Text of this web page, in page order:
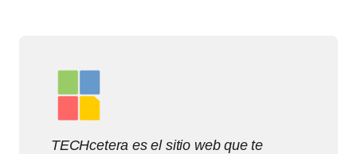
TECHcetera es el sitio web que te